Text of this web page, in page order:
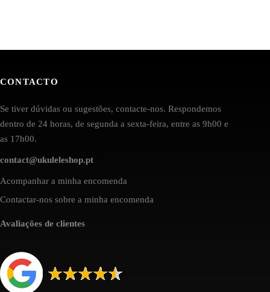
CONTACTO
Se tiver dúvidas ou sugestões, contacte-nos. Respondemos
dentro de 24 horas, de segunda a sexta-feira, entre as 9h00 e
as 17h00.
contact@ukuleleshop.pt
Acompanhar a minha encomenda
Contactar-nos sobre a minha encomenda
Avaliações de clientes